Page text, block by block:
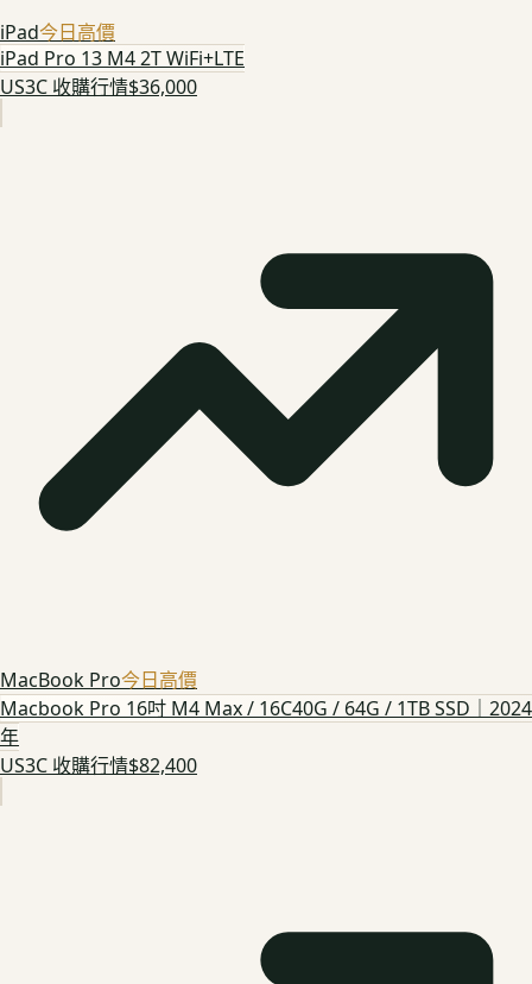
iPad今日高價
iPad Pro 13 M4 2T WiFi+LTE
US3C 收購行情$36,000
MacBook Pro今日高價
Macbook Pro 16吋 M4 Max / 16C40G / 64G / 1TB SSD｜2024
年
US3C 收購行情$82,400